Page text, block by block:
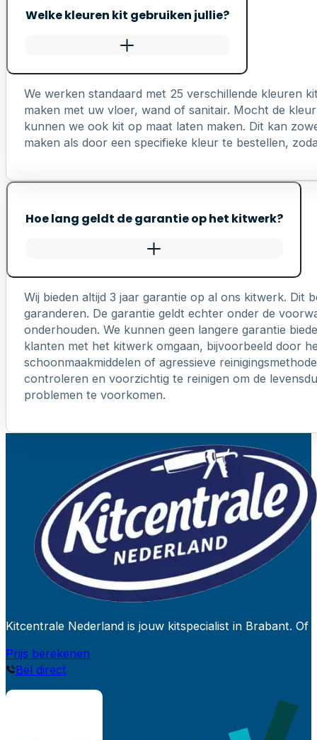
Welke kleuren kit gebruiken jullie?
We werken standaard met 25 verschillende kleuren
maken met uw vloer, wand of sanitair. Mocht de
kunnen we ook kit op maat laten maken. Dit kan
maken als door een specifieke kleur te bestellen,
Hoe lang geldt de garantie op het kitwerk?
Wij bieden altijd 3 jaar garantie op al ons kitwerk. Dit
garanderen. De garantie geldt echter onder de
onderhouden. We kunnen geen langere garantie
klanten met het kitwerk omgaan, bijvoorbeeld door
schoonmaakmiddelen of agressieve
controleren en voorzichtig te reinigen om de
problemen te voorkomen.
Kitcentrale Nederland is jouw kitspecialist in Brabant.
Prijs berekenen
Bel direct